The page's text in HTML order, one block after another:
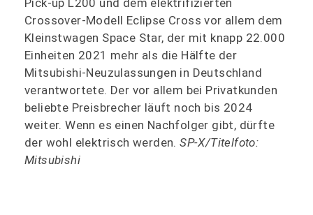
Crossover-Modell Eclipse Cross vor allem dem
Kleinstwagen Space Star, der mit knapp 22.000
Einheiten 2021 mehr als die Hälfte der
Mitsubishi-Neuzulassungen in Deutschland
verantwortete. Der vor allem bei Privatkunden
beliebte Preisbrecher läuft noch bis 2024
weiter. Wenn es einen Nachfolger gibt, dürfte
der wohl elektrisch werden.SP-X/Titelfoto:
Mitsubishi